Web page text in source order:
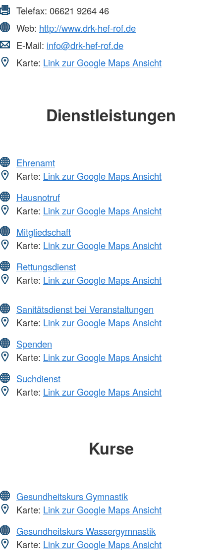
Telefax: 06621 9264 46
Web: http://www.drk-hef-rof.de
E-Mail: info@drk-hef-rof.de
Karte: Link zur Google Maps Ansicht
Dienstleistungen
Ehrenamt
Karte: Link zur Google Maps Ansicht
Hausnotruf
Karte: Link zur Google Maps Ansicht
Mitgliedschaft
Karte: Link zur Google Maps Ansicht
Rettungsdienst
Karte: Link zur Google Maps Ansicht
Sanitätsdienst bei Veranstaltungen
Karte: Link zur Google Maps Ansicht
Spenden
Karte: Link zur Google Maps Ansicht
Suchdienst
Karte: Link zur Google Maps Ansicht
Kurse
Gesundheitskurs Gymnastik
Karte: Link zur Google Maps Ansicht
Gesundheitskurs Wassergymnastik
Karte: Link zur Google Maps Ansicht